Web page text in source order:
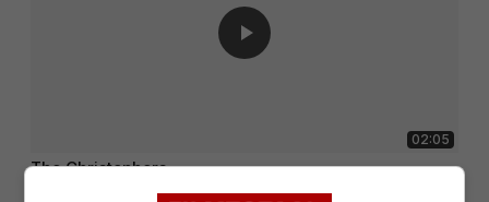
02:05
The Christophers